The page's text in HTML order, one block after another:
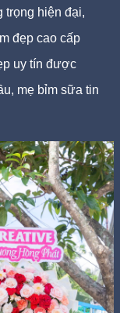
trọng hiện đại,
đẹp cao cấp
uy tín được
mẹ bỉm sữa tin